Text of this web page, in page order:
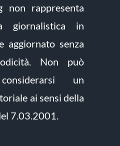
non rappresenta
giornalistica in
aggiornato senza
Non può
un
ai sensi della
7.03.2001.